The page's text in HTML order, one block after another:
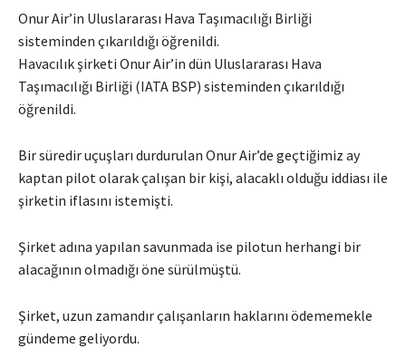
Onur Air’in Uluslararası Hava Taşımacılığı Birliği
sisteminden çıkarıldığı öğrenildi.
Havacılık şirketi Onur Air’in dün Uluslararası Hava
Taşımacılığı Birliği (IATA BSP) sisteminden çıkarıldığı
öğrenildi.
Bir süredir uçuşları durdurulan Onur Air’de geçtiğimiz ay
kaptan pilot olarak çalışan bir kişi, alacaklı olduğu iddiası ile
şirketin iflasını istemişti.
Şirket adına yapılan savunmada ise pilotun herhangi bir
alacağının olmadığı öne sürülmüştü.
Şirket, uzun zamandır çalışanların haklarını ödememekle
gündeme geliyordu.